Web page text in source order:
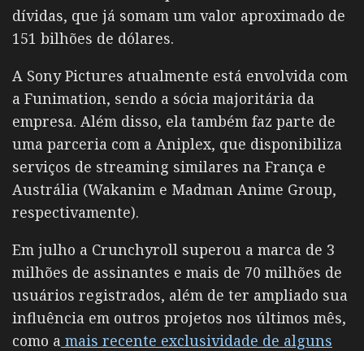
dívidas, que já somam um valor aproximado de
151 bilhões de dólares.
A Sony Pictures atualmente está envolvida com
a Funimation, sendo a sócia majoritária da
empresa. Além disso, ela também faz parte de
uma parceria com a Aniplex, que disponibiliza
serviços de streaming similares na França e
Austrália (Wakanim e Madman Anime Group,
respectivamente).
Em julho a Crunchyroll superou a marca de 3
milhões de assinantes e mais de 70 milhões de
usuários registrados, além de ter ampliado sua
influência em outros projetos nos últimos mês,
como a mais recente exclusividade de alguns